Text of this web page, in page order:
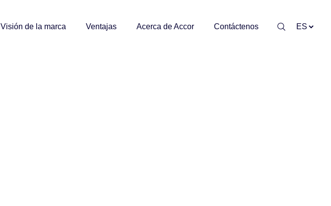
Visión de la marca Ventajas Acerca de Accor Contáctenos